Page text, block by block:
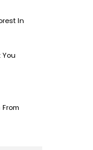
In
You